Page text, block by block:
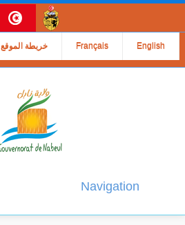
خريطة الموقع Français English
Navigation